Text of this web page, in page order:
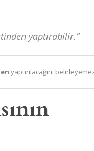
yaptırabilir.”
yaptırılacağını